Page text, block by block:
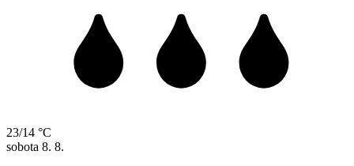
23/14 °C
sobota 8. 8.